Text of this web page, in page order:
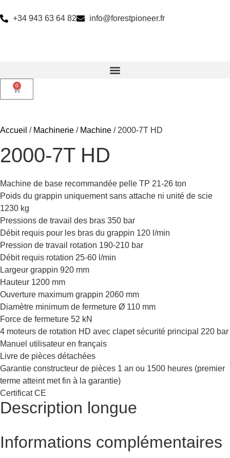
+34 943 63 64 82 info@forestpioneer.fr
0
Accueil / Machinerie / Machine / 2000-7T HD
2000-7T HD
Machine de base recommandée pelle TP 21-26 ton
Poids du grappin uniquement sans attache ni unité de scie
1230 kg
Pressions de travail des bras 350 bar
Débit requis pour les bras du grappin 120 l/min
Pression de travail rotation 190-210 bar
Débit requis rotation 25-60 l/min
Largeur grappin 920 mm
Hauteur 1200 mm
Ouverture maximum grappin 2060 mm
Diamètre minimum de fermeture Ø 110 mm
Force de fermeture 52 kN
4 moteurs de rotation HD avec clapet sécurité principal 220 bar
Manuel utilisateur en français
Livre de pièces détachées
Garantie constructeur de pièces 1 an ou 1500 heures (premier
terme atteint met fin à la garantie)
Certificat CE
Description longue
Informations complémentaires